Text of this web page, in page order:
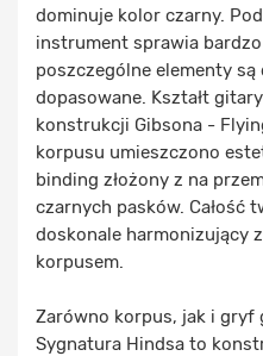
dominuje kolor czarny.
instrument sprawia
poszczególne elementy
dopasowane. Kształt
konstrukcji Gibsona -
korpusu umieszczono
binding złożony z na
czarnych pasków. Całość
doskonale harmonizujący
korpusem.
Zarówno korpus, jak i gryf
Sygnatura Hindsa to